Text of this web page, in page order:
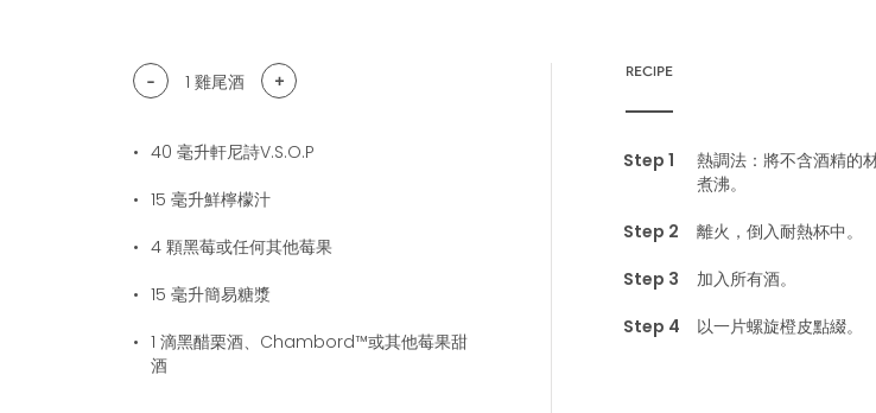
- 1 雞尾酒 +
40 毫升軒尼詩V.S.O.P
15 毫升鮮檸檬汁
4 顆黑莓或任何其他莓果
15 毫升簡易糖漿
1 滴黑醋栗酒、Chambord™或其他莓果甜
酒
RECIPE
熱調法：將不含酒精的
煮沸。
離火，倒入耐熱杯中。
加入所有酒。
以一片螺旋橙皮點綴。